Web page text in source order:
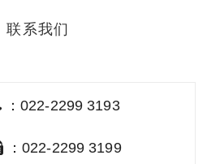
联系我们
：022-2299 3193
：022-2299 3199